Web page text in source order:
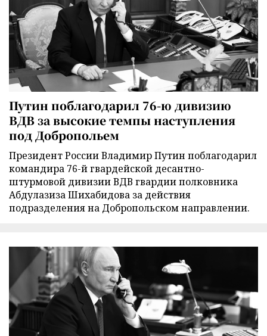
Путин поблагодарил 76-ю дивизию
ВДВ за высокие темпы наступления
под Добропольем
Президент России Владимир Путин поблагодарил
командира 76-й гвардейской десантно-
штурмовой дивизии ВДВ гвардии полковника
Абдулазиза Шихабидова за действия
подразделения на Добропольском направлении.